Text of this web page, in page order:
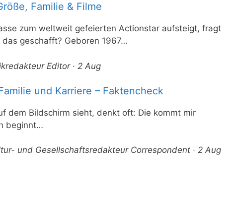
Familie & Filme
zum weltweit gefeierten Actionstar aufsteigt, fragt
geschafft? Geboren 1967…
Editor · 2 Aug
und Karriere – Faktencheck
dem Bildschirm sieht, denkt oft: Die kommt mir
beginnt…
und Gesellschaftsredakteur Correspondent · 2 Aug